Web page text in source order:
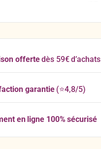
offertedès 59€ d’achats
garantie(⭐4,8/5)
en ligne 100% sécurisé